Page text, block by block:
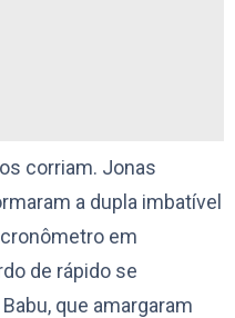
corriam. Jonas
a dupla imbatível
em
de rápido se
que amargaram